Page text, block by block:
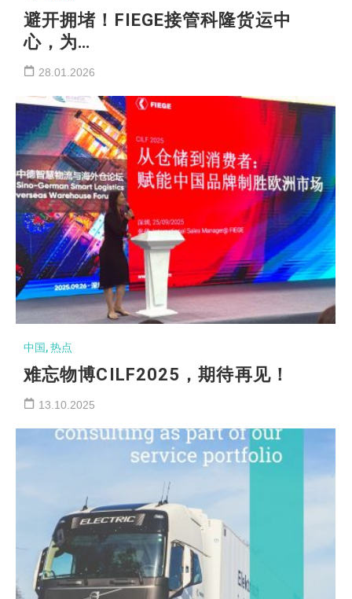
避开拥堵！FIEGE接管科隆货运中
心，为…
28.01.2026
中国,热点
难忘物博CILF2025，期待再见！
13.10.2025